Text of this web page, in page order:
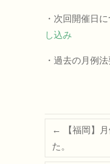
・次回開催日
し込み
・過去の月例
←
【福岡】
た。